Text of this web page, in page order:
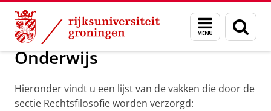
Skip
Content
Skip
Navigation
Menu
en
zoeken
Over ons Rechtsfilosofie
Onderwijs
Hieronder vindt u een lijst van de vakken die door de
sectie Rechtsfilosofie worden verzorgd: